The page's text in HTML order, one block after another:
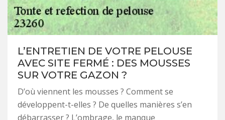
L’ENTRETIEN DE VOTRE PELOUSE
AVEC SITE FERMÉ : DES MOUSSES
SUR VOTRE GAZON ?
D’où viennent les mousses ? Comment se
développent-t-elles ? De quelles manières s’en
débarrasser ? L’ombrage, le manque